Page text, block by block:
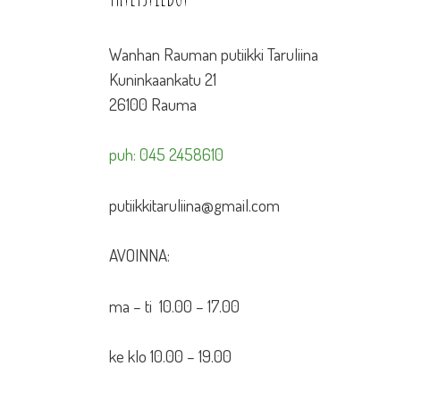
Wanhan Rauman putiikki Taruliina
Kuninkaankatu 21
26100 Rauma
puh: 045 2458610
putiikkitaruliina@gmail.com
AVOINNA:
ma – ti 10.00 – 17.00
ke klo 10.00 – 19.00